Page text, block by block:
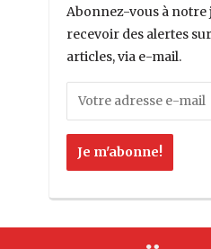
Abonnez-vous à
recevoir des alertes
articles, via e-mail.